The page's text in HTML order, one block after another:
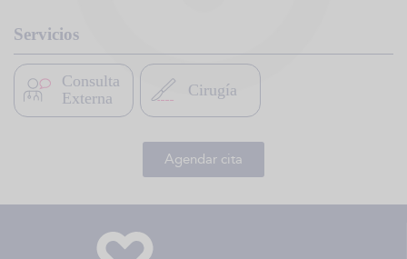
Servicios
Consulta
Externa
Cirugía
Agendar cita